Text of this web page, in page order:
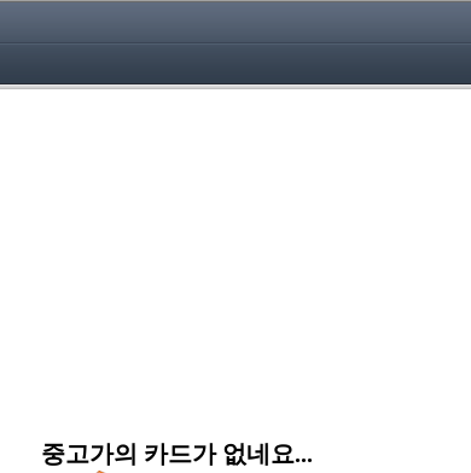
중고가의 카드가 없네요...